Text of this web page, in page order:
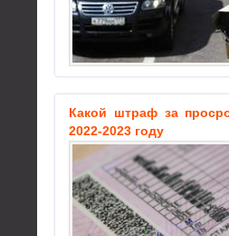
Какой штраф за
2022-2023 году